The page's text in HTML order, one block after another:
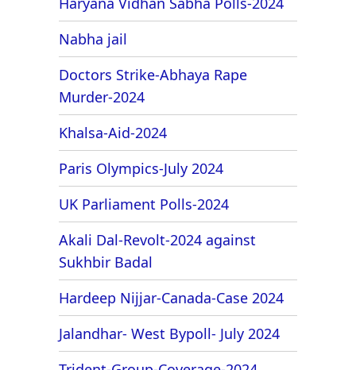
Haryana Vidhan Sabha Polls-2024
Nabha jail
Doctors Strike-Abhaya Rape
Murder-2024
Khalsa-Aid-2024
Paris Olympics-July 2024
UK Parliament Polls-2024
Akali Dal-Revolt-2024 against
Sukhbir Badal
Hardeep Nijjar-Canada-Case 2024
Jalandhar- West Bypoll- July 2024